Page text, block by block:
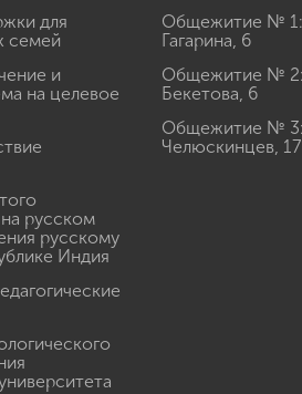
для
семей
и
на целевое
русском
русскому
Индия
Общежитие №
Гагарина, 6
Общежитие № 2:
Бекетова, 6
Общежитие № 3:
Челюскинцев, 17